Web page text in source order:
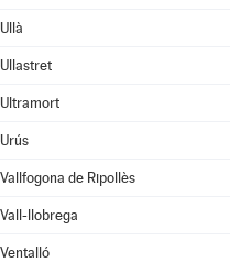
Ullà
Ullastret
Ultramort
Urús
Vallfogona de Ripollès
Vall-llobrega
Ventalló